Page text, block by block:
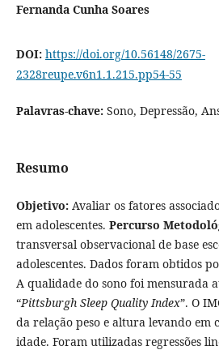
Fernanda Cunha Soares
DOI: https://doi.org/10.56148/2675-
2328reupe.v6n1.1.215.pp54-55
Palavras-chave: Sono, Depressão,
Resumo
Objetivo:Avaliar os fatores
em adolescentes. Percurso
transversal observacional de base
adolescentes. Dados foram obtidos
A qualidade do sono foi mensurada
“Pittsburgh Sleep Quality Index”. O
da relação peso e altura levando em
idade. Foram utilizadas regressões